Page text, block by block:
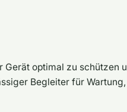
optimal zu schützen
Begleiter für